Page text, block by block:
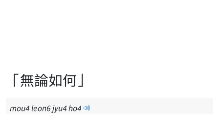
「無論如何」
mou4leon6jyu4ho4